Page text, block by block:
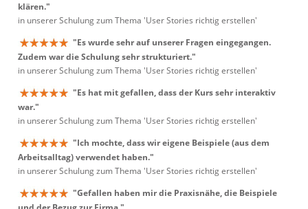
klären."
in unserer Schulung zum Thema 'User Stories richtig erstellen'
"Es wurde sehr auf unserer Fragen eingegangen.
Zudem war die Schulung sehr strukturiert."
in unserer Schulung zum Thema 'User Stories richtig erstellen'
"Es hat mit gefallen, dass der Kurs sehr interaktiv
war."
in unserer Schulung zum Thema 'User Stories richtig erstellen'
"Ich mochte, dass wir eigene Beispiele (aus dem
Arbeitsalltag) verwendet haben."
in unserer Schulung zum Thema 'User Stories richtig erstellen'
"Gefallen haben mir die Praxisnähe, die Beispiele